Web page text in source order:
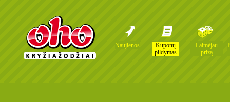
Naujienos
Kuponų
pildymas
Laimėjau
prizą